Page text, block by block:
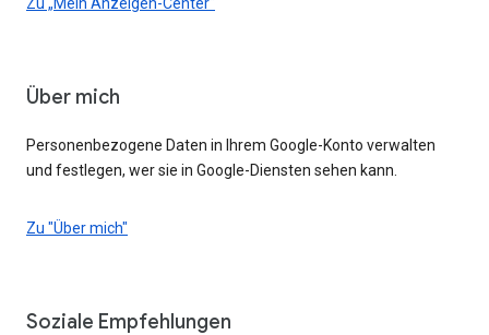
Über mich
Personenbezogene Daten in Ihrem Google-Konto verwalten
und festlegen, wer sie in Google-Diensten sehen kann.
Zu "Über mich"
Soziale Empfehlungen